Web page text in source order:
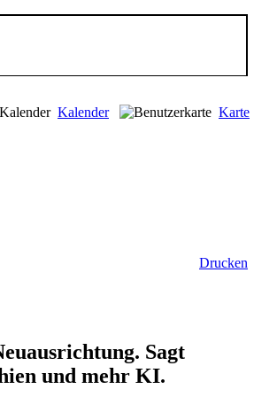
Kalender
Karte
Drucken
Sagt
und mehr KI.